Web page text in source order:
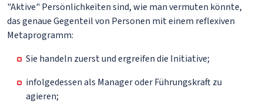
"Aktive" Persönlichkeiten sind, wie man vermuten könnte,
das genaue Gegenteil von Personen mit einem reflexiven
Metaprogramm:
Sie handeln zuerst und ergreifen die Initiative;
infolgedessen als Manager oder Führungskraft zu
agieren;